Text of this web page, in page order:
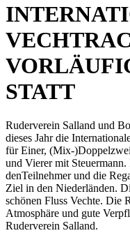
STATT
Ruderverein Salland und
dieses Jahr die
für Einer, (Mix-
und Vierer mit
denTeilnehmer und die
Ziel in den Niederländen.
schönen Fluss Vechte. Die
Atmosphäre und gute
Ruderverein Salland.